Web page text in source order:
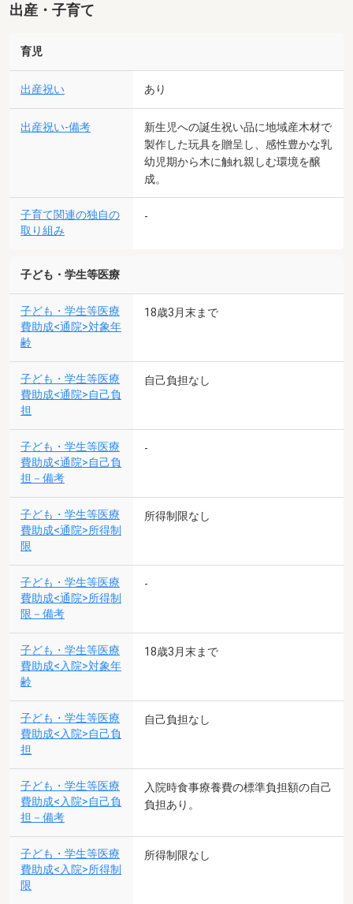
出産・子育て
育児
出産祝い あり
出産祝い-備考
新生児への誕生祝い品に地域産木材で
製作した玩具を贈呈し、感性豊かな乳
幼児期から木に触れ親しむ環境を醸
成。
子育て関連の独自の
取り組み
-
子ども・学生等医療
子ども・学生等医療
費助成<通院>対象年
齢
18歳3月末まで
子ども・学生等医療
費助成<通院>自己負
担
自己負担なし
子ども・学生等医療
費助成<通院>自己負
担－備考
-
子ども・学生等医療
費助成<通院>所得制
限
所得制限なし
子ども・学生等医療
費助成<通院>所得制
限－備考
-
子ども・学生等医療
費助成<入院>対象年
齢
18歳3月末まで
子ども・学生等医療
費助成<入院>自己負
担
自己負担なし
子ども・学生等医療
費助成<入院>自己負
担－備考
入院時食事療養費の標準負担額の自己
負担あり。
子ども・学生等医療
費助成<入院>所得制
限
所得制限なし